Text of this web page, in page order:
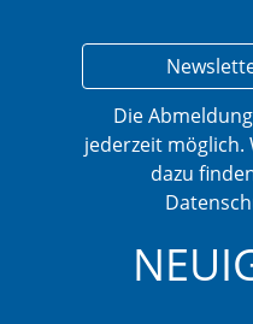
Die
jederzeit
dazu